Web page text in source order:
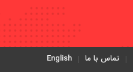
تماس با ما English